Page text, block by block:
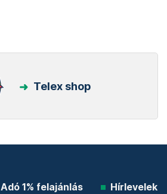
Telex shop
Adó 1% felajánlás Hírlevelek